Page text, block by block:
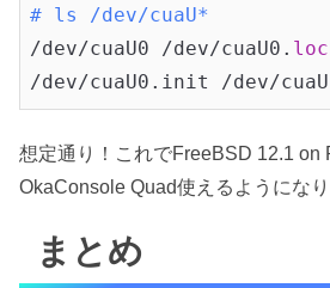
# ls /dev/cuaU*
/dev/cuaU0 /dev/cuaU0.
/dev/cuaU0.init /dev/
想定通り！これでFreeBSD 12.1 on
OkaConsole Quad使えるようになり
まとめ